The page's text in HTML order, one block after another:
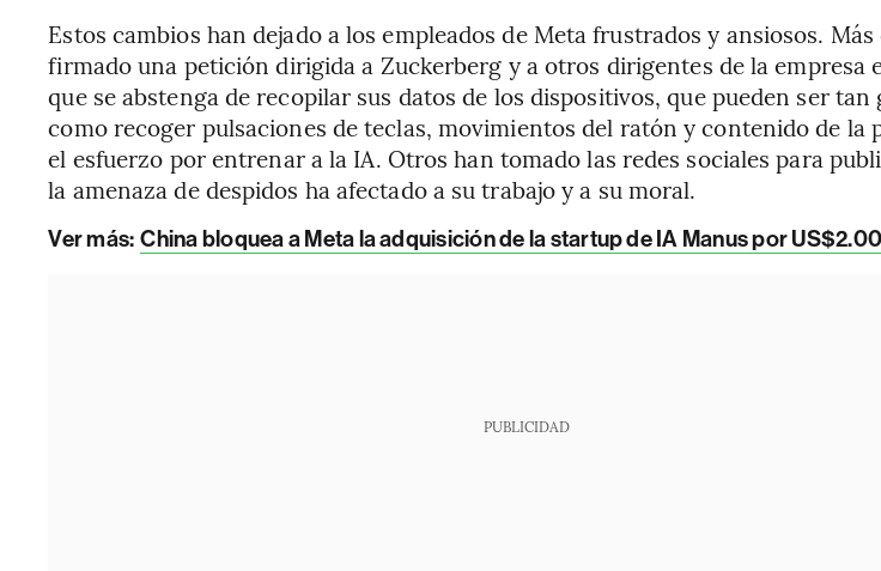
Estos cambios han dejado a los empleados de Meta frustrados y ansiosos.
firmado una petición dirigida a Zuckerberg y a otros dirigentes de la empresa
que se abstenga de recopilar sus datos de los dispositivos, que pueden ser tan
como recoger pulsaciones de teclas, movimientos del ratón y contenido de la
el esfuerzo por entrenar a la IA. Otros han tomado las redes sociales para
la amenaza de despidos ha afectado a su trabajo y a su moral.
Ver más: China bloquea a Meta la adquisición de la startup de IA Manus por
PUBLICIDAD